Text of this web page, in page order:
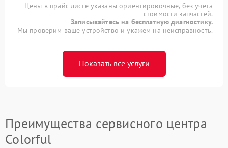
Цены в прайс-листе указаны ориентировочные, без учета
стоимости запчастей.
Записывайтесь на бесплатную диагностику.
Мы проверим ваше устройство и укажем на неисправность.
Показать все услуги
Преимущества сервисного центра
Colorful